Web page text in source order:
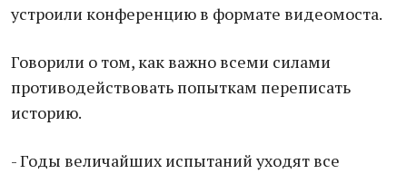
устроили конференцию в формате видеомоста.
Говорили о том, как важно всеми силами
противодействовать попыткам переписать
историю.
- Годы величайших испытаний уходят все